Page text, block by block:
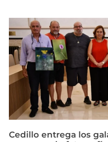
Cedillo entrega los